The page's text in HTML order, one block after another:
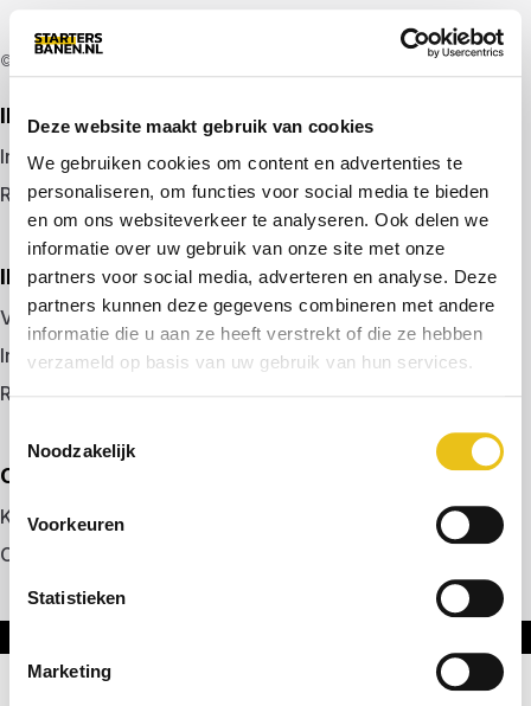
Deze website maakt gebruik van cookies
We gebruiken cookies om content en advertenties te
personaliseren, om functies voor social media te bieden
en om ons websiteverkeer te analyseren. Ook delen we
informatie over uw gebruik van onze site met onze
partners voor social media, adverteren en analyse. Deze
partners kunnen deze gegevens combineren met andere
informatie die u aan ze heeft verstrekt of die ze hebben
verzameld op basis van uw gebruik van hun services.
Noodzakelijk
Voorkeuren
Statistieken
Marketing
© 2026 door startersbanen.nl
IK ZOEK EEN BAAN
Inloggen
Registreren
IK BEN WERKGEVER
Vacature plaatsen
Inloggen
Registreren
OVER ONS
Kennismaken met MELON
Contact